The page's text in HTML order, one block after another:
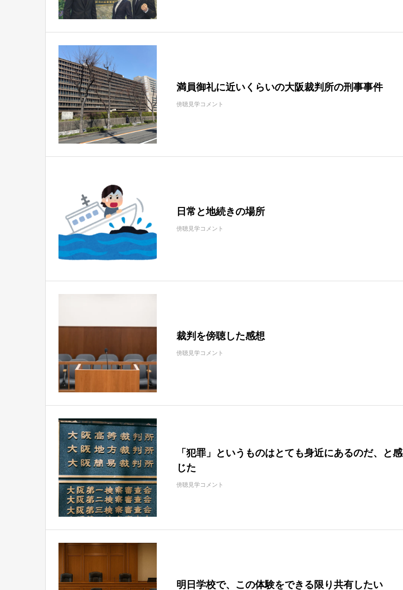
満員御礼に近いくらいの大阪裁判所の刑事事件
傍聴見学コメント
日常と地続きの場所
傍聴見学コメント
裁判を傍聴した感想
傍聴見学コメント
「犯罪」というものはとても身近にあるのだ、と感
じた
傍聴見学コメント
明日学校で、この体験をできる限り共有したい